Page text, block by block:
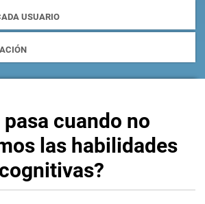
USUARIO
pasa cuando no
las habilidades
cognitivas?